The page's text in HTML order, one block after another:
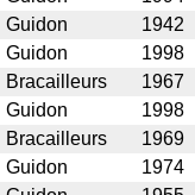
Guidon
1942
Guidon
1998
Bracailleurs
1967
Guidon
1998
Bracailleurs
1969
Guidon
1974